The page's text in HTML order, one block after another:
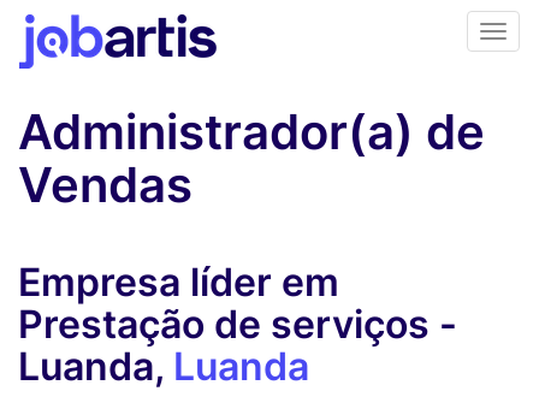
Administrador(a) de
Vendas
Empresa líder em
Prestação de serviços -
Luanda, Luanda